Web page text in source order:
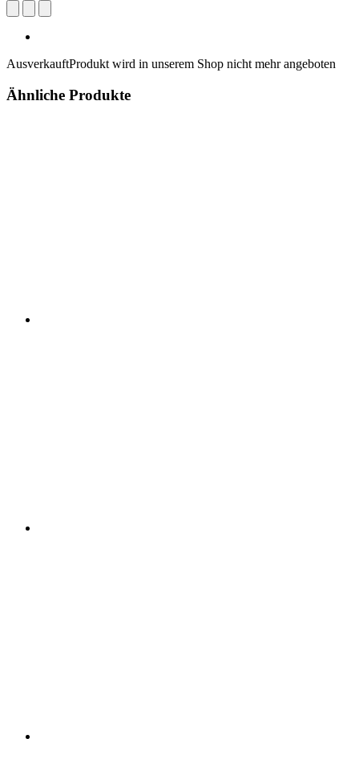
AusverkauftProdukt wird in unserem Shop nicht mehr angeboten
Ähnliche Produkte